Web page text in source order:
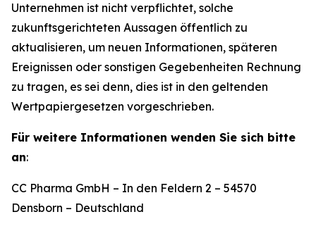
Unternehmen ist nicht verpflichtet, solche
zukunftsgerichteten Aussagen öffentlich zu
aktualisieren, um neuen Informationen, späteren
Ereignissen oder sonstigen Gegebenheiten Rechnung
zu tragen, es sei denn, dies ist in den geltenden
Wertpapiergesetzen vorgeschrieben.
Für weitere Informationen wenden Sie sich bitte
an:
CC Pharma GmbH – In den Feldern 2 – 54570
Densborn – Deutschland